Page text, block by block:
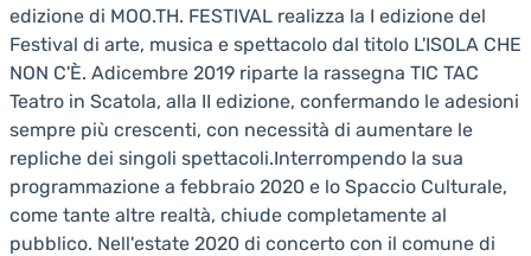
edizione di MOO.TH. FESTIVAL realizza la I edizione del
Festival di arte, musica e spettacolo dal titolo L'ISOLA CHE
NON C'È. Adicembre 2019 riparte la rassegna TIC TAC
Teatro in Scatola, alla II edizione, confermando le adesioni
sempre più crescenti, con necessità di aumentare le
repliche dei singoli spettacoli.Interrompendo la sua
programmazione a febbraio 2020 e lo Spaccio Culturale,
come tante altre realtà, chiude completamente al
pubblico. Nell'estate 2020 di concerto con il comune di